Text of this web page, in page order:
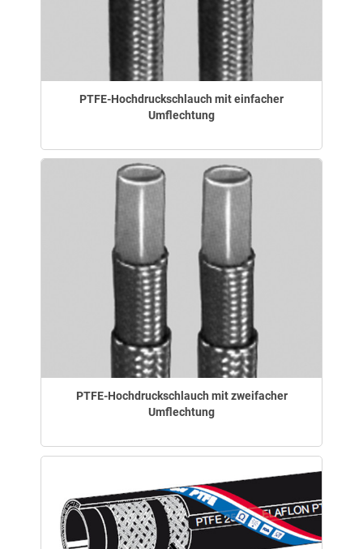
PTFE-Hochdruckschlauch mit einfacher
Umflechtung
PTFE-Hochdruckschlauch mit zweifacher
Umflechtung